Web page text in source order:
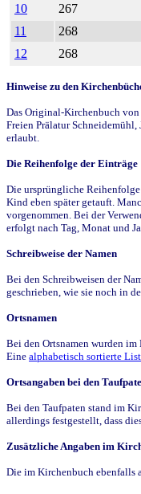
10
267
11
268
12
268
Hinweise zu den
Das Original-Kirchenbuch
Freien Prälatur
erlaubt.
Die Reihenfolge der Einträge
Die ursprüngliche
Kind eben später getauft.
vorgenommen. Bei der
erfolgt nach Tag, Monat und
Schreibweise der Namen
Bei den Schreibweisen der
geschrieben, wie sie noch in
Ortsnamen
Bei den Ortsnamen wurden
Eine alphabetisch sortierte
Ortsangaben bei den
Bei den Taufpaten stand im
allerdings festgestellt, dass
Zusätzliche Angaben im
Die im Kirchenbuch ebenfalls